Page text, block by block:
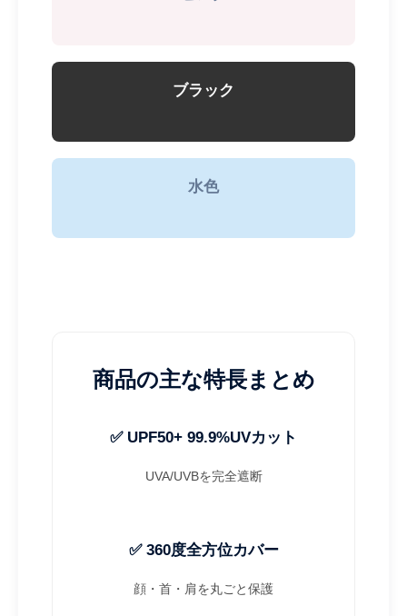
ブラック
水色
商品の主な特長まとめ
✅ UPF50+ 99.9%UVカット
UVA/UVBを完全遮断
✅ 360度全方位カバー
顔・首・肩を丸ごと保護